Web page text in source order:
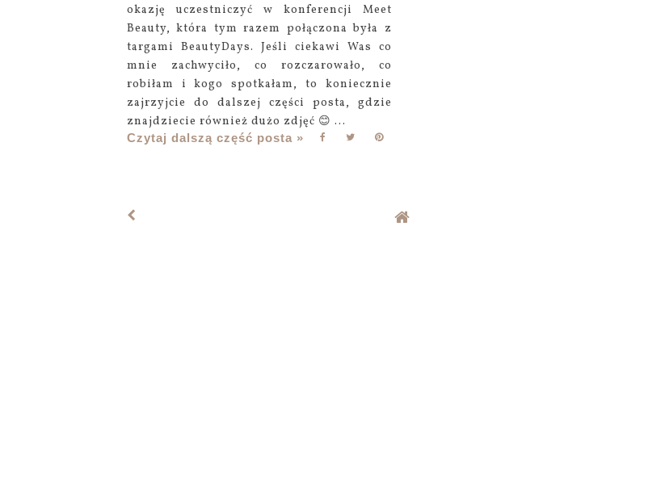
okazję uczestniczyć w konferencji Meet
Beauty, która tym razem połączona była z
targami BeautyDays. Jeśli ciekawi Was co
mnie zachwyciło, co rozczarowało, co
robiłam i kogo spotkałam, to koniecznie
zajrzyjcie do dalszej części posta, gdzie
znajdziecie również dużo zdjęć 😊 ...
Czytaj dalszą część posta »